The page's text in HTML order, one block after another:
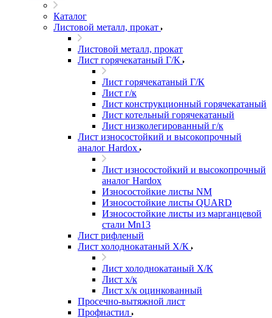
Каталог
Листовой металл, прокат
Листовой металл, прокат
Лист горячекатаный Г/К
Лист горячекатаный Г/К
Лист г/к
Лист конструкционный горячекатаный
Лист котельный горячекатаный
Лист низколегированный г/к
Лист износостойкий и высокопрочный
аналог Hardox
Лист износостойкий и высокопрочный
аналог Hardox
Износостойкие листы NM
Износостойкие листы QUARD
Износостойкие листы из марганцевой
стали Mn13
Лист рифленый
Лист холоднокатаный Х/К
Лист холоднокатаный Х/К
Лист х/к
Лист х/к оцинкованный
Просечно-вытяжной лист
Профнастил